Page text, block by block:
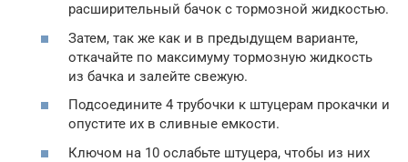
расширительный бачок с тормозной жидкостью.
Затем, так же как и в предыдущем варианте,
откачайте по максимуму тормозную жидкость
из бачка и залейте свежую.
Подсоедините 4 трубочки к штуцерам прокачки и
опустите их в сливные емкости.
Ключом на 10 ослабьте штуцера, чтобы из них